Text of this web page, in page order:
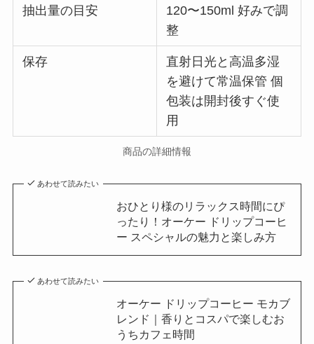
抽出量の目安
120〜150ml 好みで調
整
保存
直射日光と高温多湿
を避けて常温保管 個
包装は開封後すぐ使
用
商品の詳細情報
あわせて読みたい
おひとり様のリラックス時間にぴ
ったり！オーケー ドリップコーヒ
ー スペシャルの魅力と楽しみ方
あわせて読みたい
オーケー ドリップコーヒー モカブ
レンド｜香りとコスパで楽しむお
うちカフェ時間